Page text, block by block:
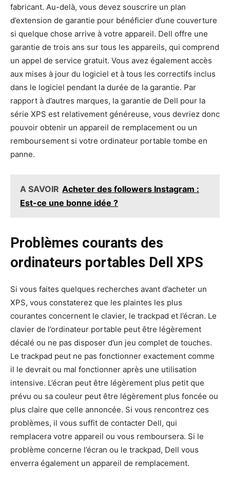
fabricant. Au-delà, vous devez souscrire un plan
d’extension de garantie pour bénéficier d’une couverture
si quelque chose arrive à votre appareil. Dell offre une
garantie de trois ans sur tous les appareils, qui comprend
un appel de service gratuit. Vous avez également accès
aux mises à jour du logiciel et à tous les correctifs inclus
dans le logiciel pendant la durée de la garantie. Par
rapport à d’autres marques, la garantie de Dell pour la
série XPS est relativement généreuse, vous devriez donc
pouvoir obtenir un appareil de remplacement ou un
remboursement si votre ordinateur portable tombe en
panne.
A SAVOIR Acheter des followers Instagram :
Est-ce une bonne idée ?
Problèmes courants des
ordinateurs portables Dell XPS
Si vous faites quelques recherches avant d’acheter un
XPS, vous constaterez que les plaintes les plus
courantes concernent le clavier, le trackpad et l’écran. Le
clavier de l’ordinateur portable peut être légèrement
décalé ou ne pas disposer d’un jeu complet de touches.
Le trackpad peut ne pas fonctionner exactement comme
il le devrait ou mal fonctionner après une utilisation
intensive. L’écran peut être légèrement plus petit que
prévu ou sa couleur peut être légèrement plus foncée ou
plus claire que celle annoncée. Si vous rencontrez ces
problèmes, il vous suffit de contacter Dell, qui
remplacera votre appareil ou vous remboursera. Si le
problème concerne l’écran ou le trackpad, Dell vous
enverra également un appareil de remplacement.